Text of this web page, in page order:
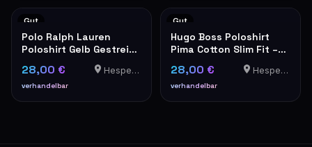
Gut
Polo Ralph Lauren
Poloshirt Gelb Gestreift
28,00 €
verhandelbar
Hesperange
Gut
Hugo Boss Poloshirt
Pima Cotton Slim Fit –
28,00 €
verhandelbar
Hesperange